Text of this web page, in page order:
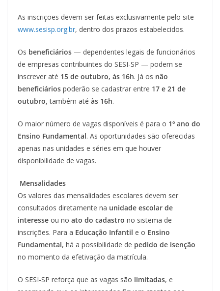
As inscrições devem ser feitas exclusivamente pelo site
www.sesisp.org.br, dentro dos prazos estabelecidos.
Os beneficiários — dependentes legais de funcionários
de empresas contribuintes do SESI-SP — podem se
inscrever até 15 de outubro, às 16h. Já os não
beneficiários poderão se cadastrar entre 17 e 21 de
outubro, também até às 16h.
O maior número de vagas disponíveis é para o 1º ano do
Ensino Fundamental. As oportunidades são oferecidas
apenas nas unidades e séries em que houver
disponibilidade de vagas.
Mensalidades
Os valores das mensalidades escolares devem ser
consultados diretamente na unidade escolar de
interesse ou no ato do cadastro no sistema de
inscrições. Para a Educação Infantil e o Ensino
Fundamental, há a possibilidade de pedido de isenção
no momento da efetivação da matrícula.
O SESI-SP reforça que as vagas são limitadas, e